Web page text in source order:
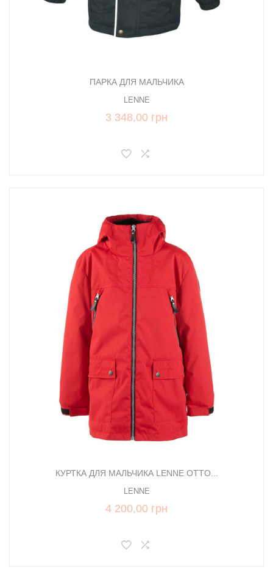
ПАРКА ДЛЯ МАЛЬЧИКА
LENNE
3 348,00 грн
КУРТКА ДЛЯ МАЛЬЧИКА LENNE OTTO...
LENNE
4 200,00 грн